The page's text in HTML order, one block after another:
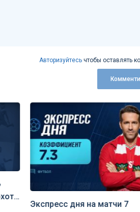
Авторизуйтесь чтобы оставлять
Экспресс дня на матчи 7